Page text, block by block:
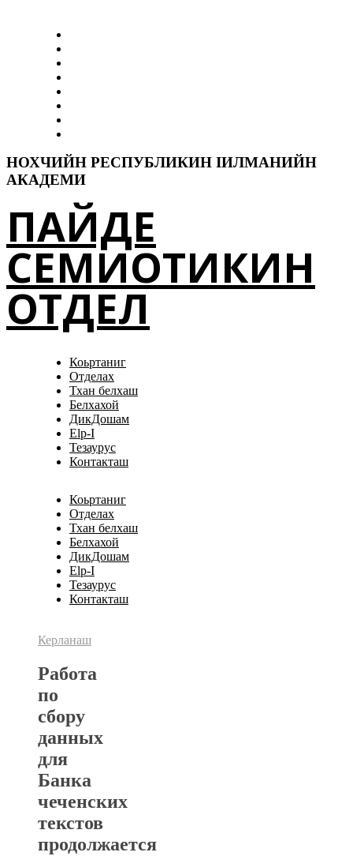
НОХЧИЙН РЕСПУБЛИКИН ӀИЛМАНИЙН
АКАДЕМИ
ПАЙДЕ
СЕМИОТИКИН
ОТДЕЛ
Коьртаниг
Отделах
Тхан белхаш
Белхахой
ДикДошам
Elp-I
Тезаурус
Контакташ
Коьртаниг
Отделах
Тхан белхаш
Белхахой
ДикДошам
Elp-I
Тезаурус
Контакташ
Керланаш
Работа
по
сбору
данных
для
Банка
чеченских
текстов
продолжается